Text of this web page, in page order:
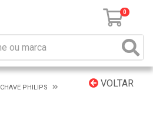
0
VOLTAR
CHAVE PHILIPS